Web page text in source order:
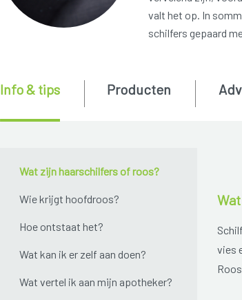
valt het op. In
schilfers gepaard
Wat zijn haarschilfers of roos?
Wie krijgt hoofdroos?
Hoe ontstaat het?
Wat kan ik er zelf aan doen?
Wat vertel ik aan mijn apotheker?
Info & tips Producten
vies